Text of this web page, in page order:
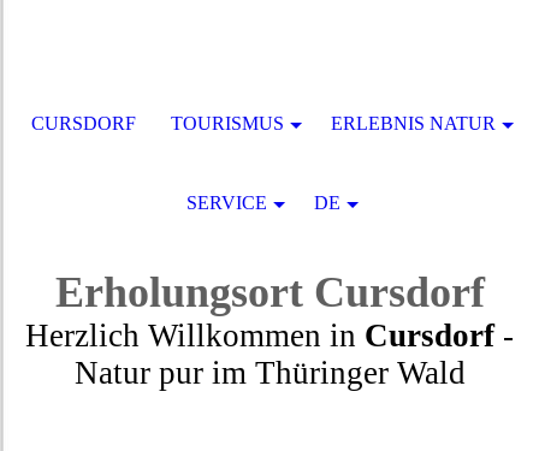
ErholungsortCursdorf
Herzlich Willkommen in Cursdorf-
Natur purim Thüringer Wald
CURSDORF TOURISMUS ERLEBNIS NATUR
SERVICE DE